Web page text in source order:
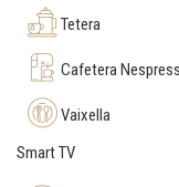
Tetera
Cafetera
Vaixella
Smart TV